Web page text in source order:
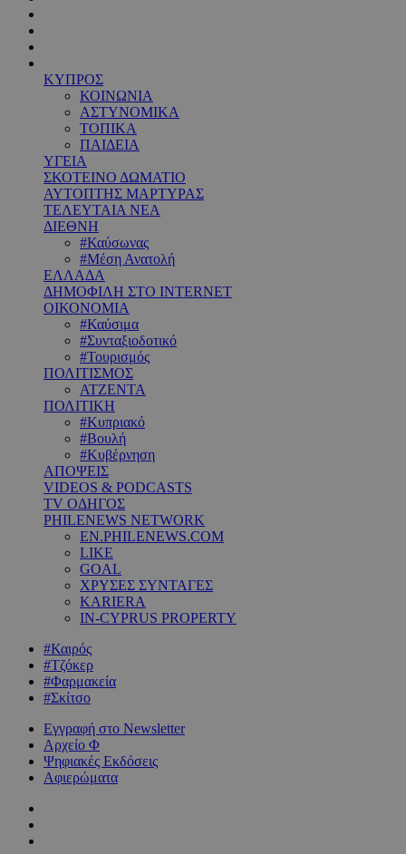
ΚΥΠΡΟΣ
ΚΟΙΝΩΝΙΑ
ΑΣΤΥΝΟΜΙΚΑ
ΤΟΠΙΚΑ
ΠΑΙΔΕΙΑ
ΥΓΕΙΑ
ΣΚΟΤΕΙΝΟ ΔΩΜΑΤΙΟ
ΑΥΤΟΠΤΗΣ ΜΑΡΤΥΡΑΣ
ΤΕΛΕΥΤΑΙΑ ΝΕΑ
ΔΙΕΘΝΗ
#Καύσωνας
#Μέση Ανατολή
ΕΛΛΑΔΑ
ΔΗΜΟΦΙΛΗ ΣΤΟ INTERNET
ΟΙΚΟΝΟΜΙΑ
#Καύσιμα
#Συνταξιοδοτικό
#Τουρισμός
ΠΟΛΙΤΙΣΜΟΣ
ΑΤΖΕΝΤΑ
ΠΟΛΙΤΙΚΗ
#Κυπριακό
#Βουλή
#Κυβέρνηση
ΑΠΟΨΕΙΣ
VIDEOS & PODCASTS
TV ΟΔΗΓΟΣ
PHILENEWS NETWORK
EN.PHILENEWS.COM
LIKE
GOAL
ΧΡΥΣΕΣ ΣΥΝΤΑΓΕΣ
KARIERA
IN-CYPRUS PROPERTY
#Καιρός
#Τζόκερ
#Φαρμακεία
#Σκίτσο
Εγγραφή στο Newsletter
Αρχείο Φ
Ψηφιακές Εκδόσεις
Αφιερώματα